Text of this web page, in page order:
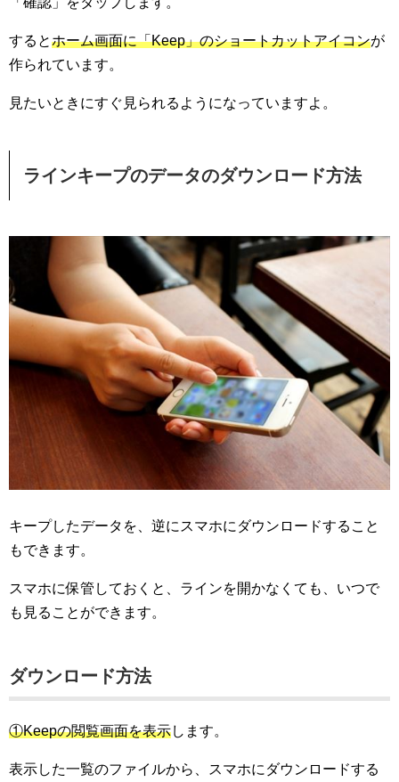
するとホーム画面に「Keep」のショートカットアイコンが
作られています。
見たいときにすぐ見られるようになっていますよ。
ラインキープのデータのダウンロード方法
キープしたデータを、逆にスマホにダウンロードすること
もできます。
スマホに保管しておくと、ラインを開かなくても、いつで
も見ることができます。
ダウンロード方法
①Keepの閲覧画面を表示します。
表示した一覧のファイルから、スマホにダウンロードする